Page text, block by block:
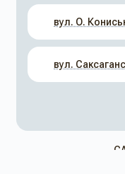
вул. О.
вул.